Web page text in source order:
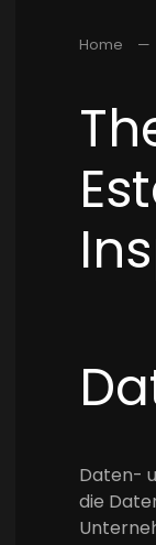
Home
Daten-
die